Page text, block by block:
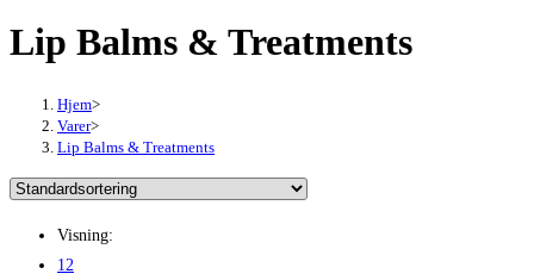
Lip Balms & Treatments
Hjem>
Varer>
Lip Balms & Treatments
Visning:
12